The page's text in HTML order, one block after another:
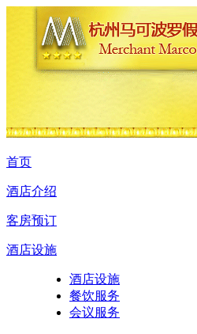
首页
酒店介绍
客房预订
酒店设施
酒店设施
餐饮服务
会议服务